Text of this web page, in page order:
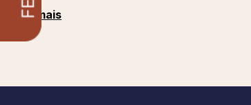
Ver mais